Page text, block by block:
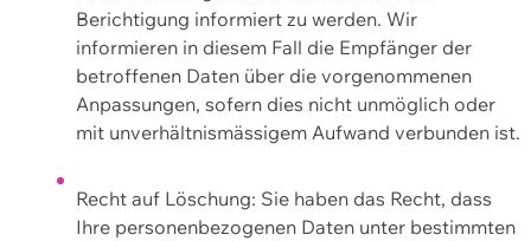
Berichtigung informiert zu werden. Wir
informieren in diesem Fall die Empfänger der
betroffenen Daten über die vorgenommenen
Anpassungen, sofern dies nicht unmöglich oder
mit unverhältnismässigem Aufwand verbunden ist.
Recht auf Löschung: Sie haben das Recht, dass
Ihre personenbezogenen Daten unter bestimmten